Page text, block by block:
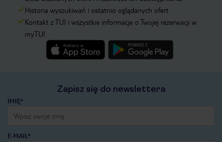
Historia wyszukiwań i ostatnio oglądanych ofert
Kontakt z TUI i wszystkie informacje o Twojej rezerwacji w
myTUI
Zapisz się do newslettera
IMIĘ*
E-MAIL*